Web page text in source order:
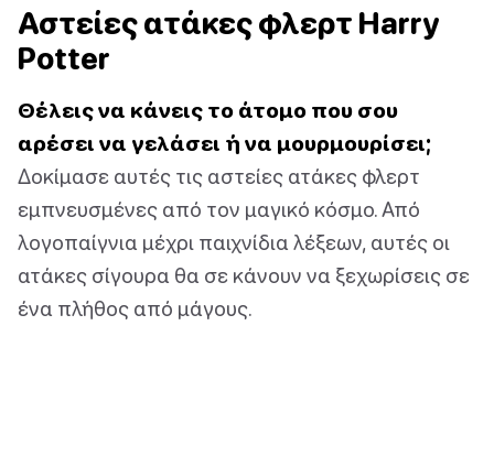
Αστείες ατάκες φλερτ Harry
Potter
Θέλεις να κάνεις το άτομο που σου
αρέσει να γελάσει ή να μουρμουρίσει;
Δοκίμασε αυτές τις αστείες ατάκες φλερτ
εμπνευσμένες από τον μαγικό κόσμο. Από
λογοπαίγνια μέχρι παιχνίδια λέξεων, αυτές οι
ατάκες σίγουρα θα σε κάνουν να ξεχωρίσεις σε
ένα πλήθος από μάγους.